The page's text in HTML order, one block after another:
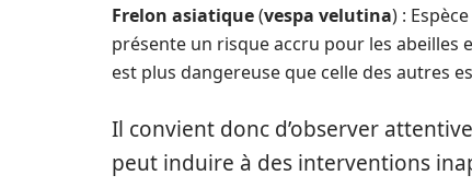
Frelon asiatique(vespa velutina) :
présente un risque accru pour les abeilles
est plus dangereuse que celle des autres
Il convient donc d’observer
peut induire à des interventions